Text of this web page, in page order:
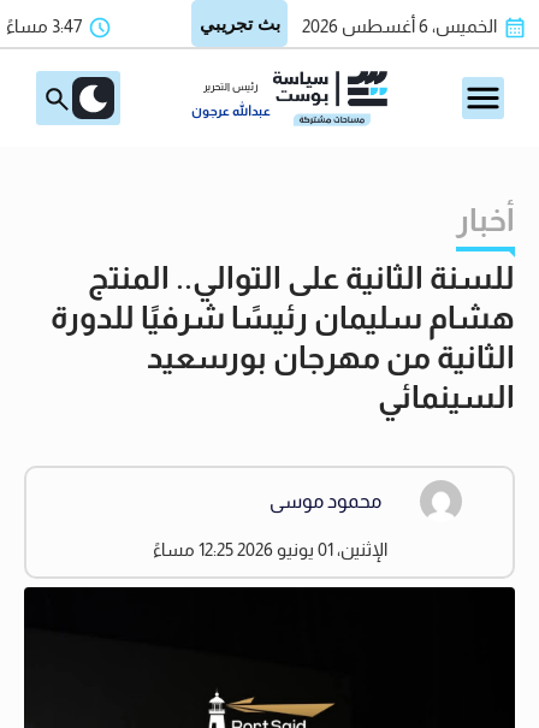
الخميس، 6 أغسطس 2026 3:47 مساءً
رئيس التحرير
عبدالله عرجون
أخبار
للسنة الثانية على التوالي.. المنتج
هشام سليمان رئيسًا شرفيًا للدورة
الثانية من مهرجان بورسعيد
السينمائي
محمود موسى
الإثنين، 01 يونيو 2026 12:25 مساءً